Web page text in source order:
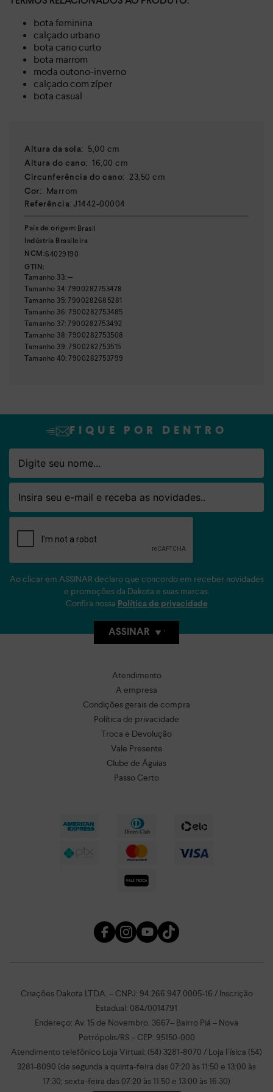
bota feminina
calçado urbano
bota cano curto
bota marrom
moda outono-inverno
calçado com zíper
bota casual
Altura da sola: 5,00 cm
Altura do cano: 16,00 cm
Circunferência do cano: 23,50 cm
Cor: Marrom
Referência: J1442-00004
País de origem: Brasil
Indústria Brasileira
NCM:64029190
GTIN:
Tamanho 33:—
Tamanho 34:7900282753478
Tamanho 35:7900282685281
Tamanho 36:7900282753485
Tamanho 37:7900282753492
Tamanho 38:7900282753508
Tamanho 39:7900282753515
Tamanho40:7900282753799
FIQUE POR DENTRO
Nome
Email
Ao clicar em ASSINAR declaro que concordo em receber novidades
e promoções da Dakota e suas marcas.
Confira nossa Política de privacidade
ASSINAR
Atendimento
A empresa
Condições gerais de compra
Política de privacidade
Troca e Devolução
Vale Presente
Clube de Águias
Passo Certo
Criações Dakota LTDA. – CNPJ: 94.266.947.0005-16 / Inscrição
Estadual: 084/0014791
Endereço: Av. 15 de Novembro, 3667– Bairro Piá – Nova
Petrópolis/RS – CEP: 95150-000
Atendimento telefônico Loja Virtual: (54) 3281-8070 / Loja Física (54)
3281-8090 (de segunda a quinta-feira das 07:20 às 11:50 e 13:00 às
17:30; sexta-feira das 07:20 às 11:50 e 13:00 às 16:30)